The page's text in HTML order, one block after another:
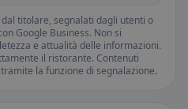
titolare, segnalati dagli utenti o
Google Business. Non si
e attualità delle informazioni.
il ristorante. Contenuti
la funzione di segnalazione.